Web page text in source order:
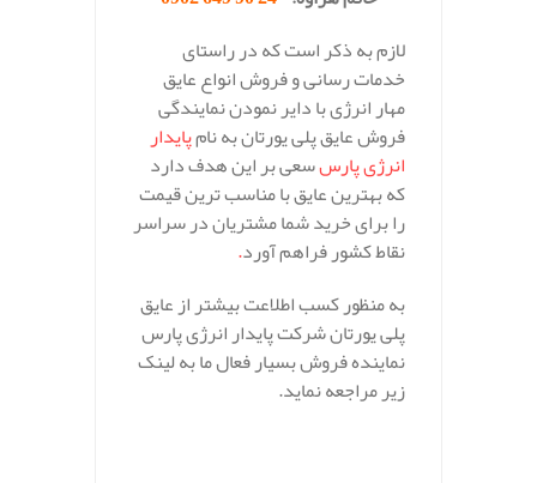
لازم به ذکر است که در راستای
خدمات رسانی و فروش انواع عایق
مهار انرژی با دایر نمودن نمایندگی
فروش عایق پلی یورتان به نامپایدار
انرژی پارسسعی بر این هدف دارد
که بهترین عایق با مناسب ترین قیمت
را برای خرید شما مشتریان در سراسر
نقاط کشور فراهم آورد.
به منظور کسب اطلاعت بیشتر از عایق
پلی یورتان شرکت پایدار انرژی پارس
نماینده فروش بسیار فعال ما به لینک
زیر مراجعه نماید.